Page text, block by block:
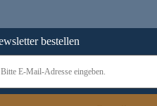
bestellen